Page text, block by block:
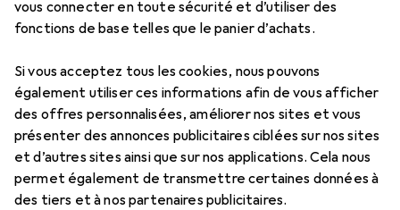
vous connecter en toute sécurité et d’utiliser des
fonctions de base telles que le panier d’achats.
Si vous acceptez tous les cookies, nous pouvons
également utiliser ces informations afin de vous afficher
des offres personnalisées, améliorer nos sites et vous
présenter des annonces publicitaires ciblées sur nos sites
et d’autres sites ainsi que sur nos applications. Cela nous
permet également de transmettre certaines données à
des tiers et à nos partenaires publicitaires.
36
6
Évaluations
Plus de produits
Birkenstock